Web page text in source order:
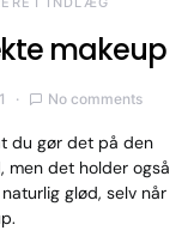
makeup
No comments
du gør det på den
men det holder også
glød, selv når